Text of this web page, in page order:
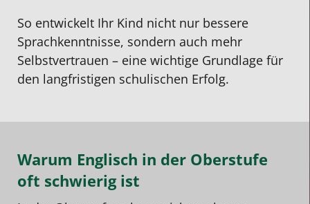
So entwickelt Ihr Kind nicht nur bessere
Sprachkenntnisse, sondern auch mehr
Selbstvertrauen – eine wichtige Grundlage für
den langfristigen schulischen Erfolg.
Warum Englisch in der Oberstufe
oft schwierig ist